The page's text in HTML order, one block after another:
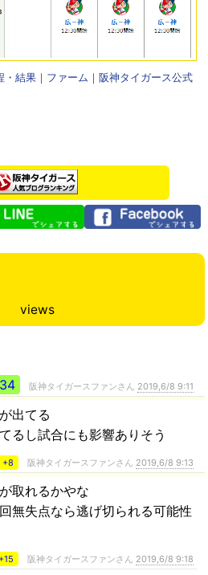
結果｜ファーム｜阪神タイガース公式
views
阪神タイガースファンさん 2019,6/8 9:11
出てる
るし試合にも影響ありそう
+8 阪神タイガースファンさん 2019,6/8 9:13
取れるかやな
無失点なら逃げ切られる可能性
+15 阪神タイガースファンさん 2019,6/8 9:18